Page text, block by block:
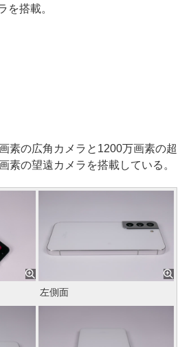
を搭載。
素の広角カメラと1200万画素の超
素の望遠カメラを搭載している。
左側面